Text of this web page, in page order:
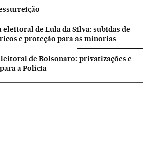
eleitoral de Lula da Silva: subidas de
e proteção para as minorias
de Bolsonaro: privatizações e
a Polícia